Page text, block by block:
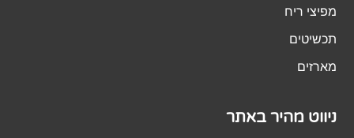
מפיצי ריח
תכשיטים
מארזים
ניווט מהיר באתר